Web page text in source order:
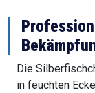
Die
in feuchten